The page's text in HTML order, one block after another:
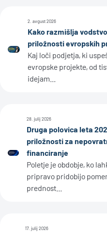
2. avgust 2026
Kako razmišlja
priložnosti evropskih
Kaj loči podjetja, ki
evropske projekte, od
idejam...
28. julij 2026
Druga polovica leta
priložnosti za
financiranje
Poletje je obdobje, ko
pripravo pridobijo
prednost...
17. julij 2026